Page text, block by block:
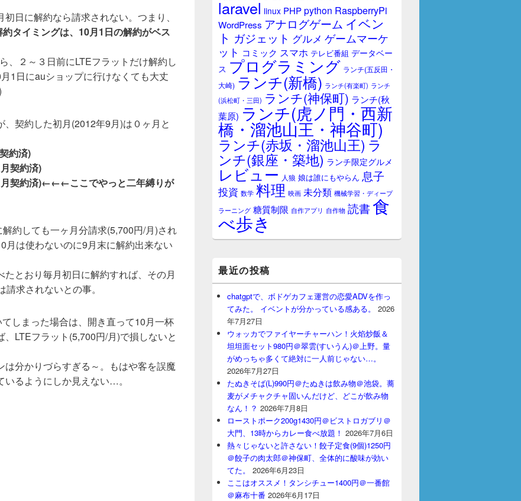
日に解約なら請求されない。つまり、
タイミングは、10月1日の解約がベス
、２～３日前にLTEフラットだけ解約し
1日にauショップに行けなくても大丈
契約した初月(2012年9月)は０ヶ月と
約済)
契約済)
月契約済)←←←ここでやっと二年縛りが
約しても一ヶ月分請求(5,700円/月)され
月は使わないのに9月末に解約出来ない
とおり毎月初日に解約すれば、その月
求されないとの事。
しまった場合は、開き直って10月一杯
LTEフラット(5,700円/月)で損しないと
分かりづらすぎる～。もはや客を誤魔
るようにしか見えない…。
ッ
ト
laravel linux PHPpython RaspberryPi
WordPress アナログゲーム イベン
ト ガジェット グルメ ゲームマーケ
ット コミック スマホ テレビ番組 データベー
ス プログラミング ランチ(五反田・
大崎) ランチ(新橋) ランチ(有楽町) ランチ
(浜松町・三田) ランチ(神保町) ランチ(秋
葉原) ランチ(虎ノ門・西新
橋・溜池山王・神谷町)
ランチ(赤坂・溜池山王) ラ
ンチ(銀座・築地) ランチ限定グルメ
レビュー 人狼 娘は誰にもやらん 息子
投資 数学 料理 映画 未分類 機械学習・ディープ
ラーニング 糖質制限 自作アプリ 自作物 読書食
べ歩き
最近の投稿
chatgptで、ボドゲカフェ運営の恋愛ADVを作っ
てみた。 イベントが分かっている感ある。
2026
年7月27日
ウォッカでファイヤーチャーハン！火焰炒飯＆
坦坦面セット980円＠翠雲(すいうん)＠上野。量
がめっちゃ多くて絶対に一人前じゃない…。
2026年7月27日
たぬきそば(L)990円＠たぬきは飲み物＠池袋。蕎
麦がメチャクチャ固いんだけど、どこが飲み物
なん！？ 2026年7月8日
ローストポーク200g1430円＠ビストロガブリ＠
大門、13時からカレー食べ放題！ 2026年7月6日
熱々じゃないと許さない！餃子定食(9個)1250円
＠餃子の肉太郎＠神保町、全体的に酸味が効い
てた。
2026年6月23日
ここはオススメ！タンシチュー1400円＠一番館
＠麻布十番 2026年6月17日